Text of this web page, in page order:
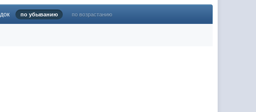
по убыванию по возрастанию